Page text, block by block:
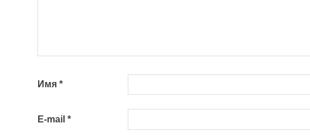
Имя *
E-mail *